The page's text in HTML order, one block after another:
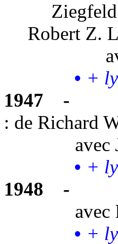
Robert Z.
• +
1947
-
: de Richard
avec
• +
1948
-
avec
• +